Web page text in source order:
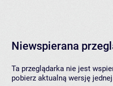
Niewspierana
Ta przeglądarka nie jest
pobierz aktualną wersję